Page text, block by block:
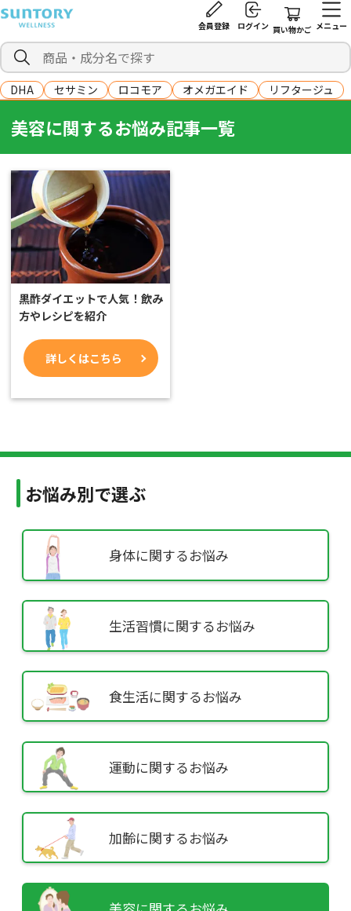
会員登録 ログイン 買い物かご メニュー
DHA セサミン ロコモア オメガエイド リフタージュ
美容に関するお悩み記事一覧
黒酢ダイエットで人気！飲み
方やレシピを紹介
詳しくはこちら
お悩み別で選ぶ
身体に関するお悩み
生活習慣に関するお悩み
食生活に関するお悩み
運動に関するお悩み
加齢に関するお悩み